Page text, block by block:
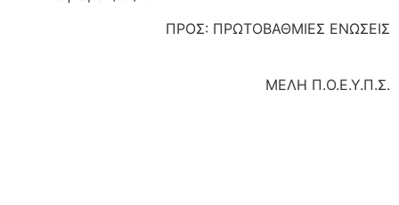
ΠΡΟΣ: ΠΡΩΤΟΒΑΘΜΙΕΣ ΕΝΩΣΕΙΣ
ΜΕΛΗ Π.Ο.Ε.Υ.Π.Σ.